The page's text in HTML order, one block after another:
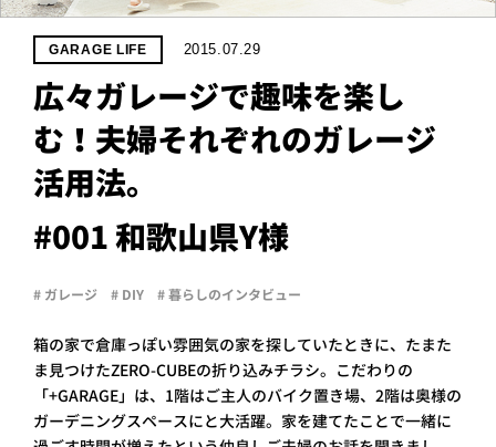
WHAT’S
LIFE
LABEL
会社概
GARAGE LIFE 2015.07.29
広々ガレージで趣味を楽し
む！夫婦それぞれのガレージ
活用法。
#001 和歌山県Y様
# ガレージ # DIY # 暮らしのインタビュー
箱の家で倉庫っぽい雰囲気の家を探していたときに、たまた
ま見つけたZERO-CUBEの折り込みチラシ。こだわりの
「+GARAGE」は、1階はご主人のバイク置き場、2階は奥様の
ガーデニングスペースにと大活躍。家を建てたことで一緒に